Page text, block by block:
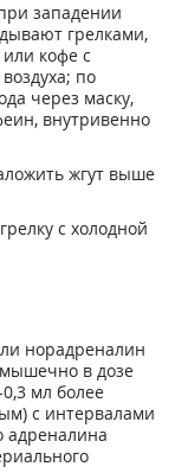
западении
грелками,
кофе с
по
через маску,
внутривенно
жгут выше
с холодной
норадреналин
в дозе
мл более
с интервалами
адреналина